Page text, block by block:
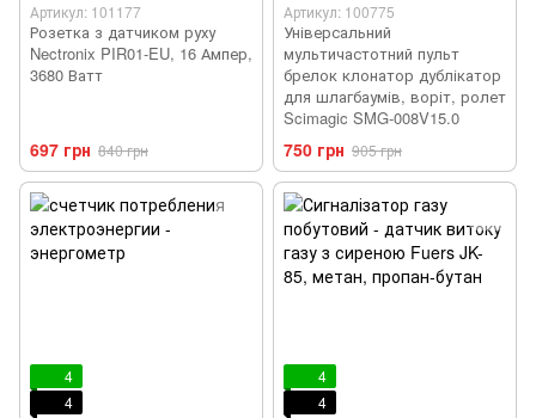
Артикул: 101177
Розетка з датчиком руху
Nectronix PIR01-EU, 16 Ампер,
3680 Ватт
697 грн 840 грн
Артикул: 100775
Універсальний
мультичастотний пульт
брелок клонатор дублікатор
для шлагбаумів, воріт, ролет
Scimagic SMG-008V15.0
750 грн 905 грн
4
4
4
4